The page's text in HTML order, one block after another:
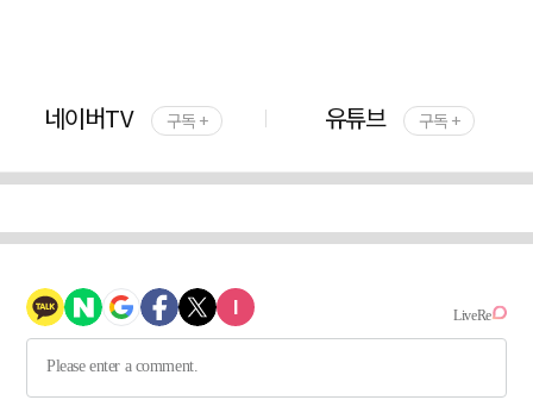
네이버TV 구독 + 유튜브 구독 +